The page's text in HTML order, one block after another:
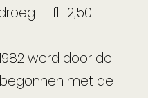
fl. 12,50.
werd door de
met de